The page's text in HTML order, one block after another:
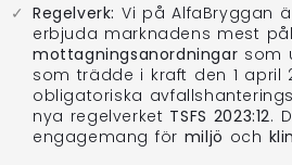
Regelverk: Vi på AlfaBryggan
erbjuda marknadens mest
mottagningsanordningar som
som trädde i kraft den 1 april
obligatoriska
nya regelverket TSFS 2023:12.
engagemang för miljö och